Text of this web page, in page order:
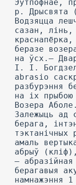
Эўтпофнае,
р. Дрысвята
Водзяцца
сазан, лінь,
беразе
на ўсх.—
I. I.
abrasio
разбурэння
на іх
Возера Аболе.
Залежыць ад
берага,
амаль
абрыў
—
берагавыя
намнажэння